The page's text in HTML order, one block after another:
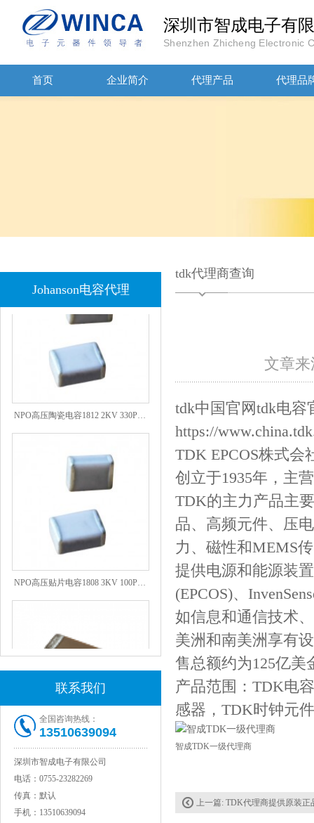
深圳市智成电子有
Shenzhen Zhicheng Electronic
首页 企业简介 代理产品 代理品
Johanson电容代理
JOHANOSN高压贴片电容1206/NPO/1000V/220PF/J档封装
联系我们
全国咨询热线：
13510639094
深圳市智成电子有限公司
电话： 0755-23282269
传真： 默认
手机： 13510639094
tdk代理商查询
文章
tdk中国官网tdk电容
https://
TDK EPCOS株式
创立于1935年，主
TDK的主力产品主
品、高频元件、压
力、磁性和MEMS
提供电源和能源装
(EPCOS)、
如信息和通信技术
美洲和南美洲享有
售总额约为125亿美
产品范围： TDK电
感器， TDK时钟元
智成TDK一级代理商
上一篇: TDK代理商提供原装正